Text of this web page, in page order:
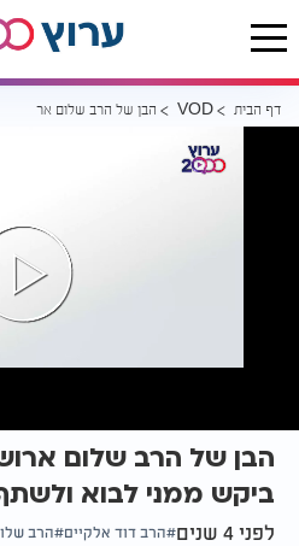
דף הבית VOD הבן של הרב שלום ארוש
הבן של הרב שלום
ביקש ממני לבוא
לפני 4 שנים הרב דוד אלקיים הרב